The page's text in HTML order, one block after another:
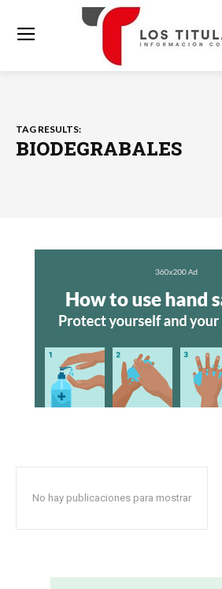
TAG RESULTS:
BIODEGRABALES
No hay publicaciones para mostrar